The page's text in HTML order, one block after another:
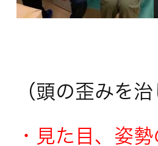
（頭の歪みを
・見た目、姿